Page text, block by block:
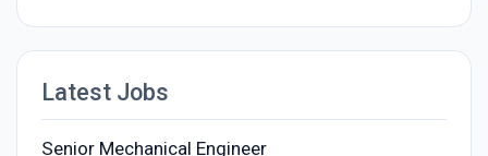
Latest Jobs
Senior Mechanical Engineer